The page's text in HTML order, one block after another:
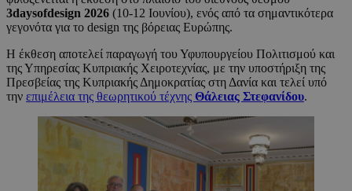
3daysofdesign 2026 (10-12 Ιουνίου), ενός από τα σημαντικότερα
γεγονότα για το design της βόρειας Ευρώπης.
Η έκθεση αποτελεί παραγωγή του Υφυπουργείου Πολιτισμού και
της Υπηρεσίας Κυπριακής Χειροτεχνίας, με την υποστήριξη της
Πρεσβείας της Κυπριακής Δημοκρατίας στη Δανία και τελεί υπό
την επιμέλεια της θεωρητικού τέχνης Θάλειας Στεφανίδου.